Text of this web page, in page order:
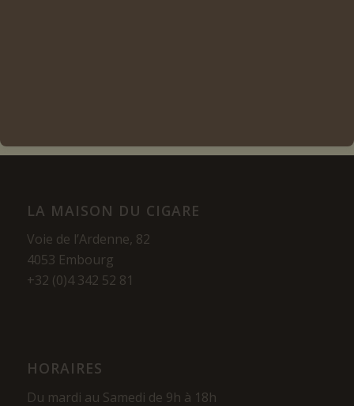
LA MAISON DU CIGARE
Voie de l’Ardenne, 82
4053 Embourg
+32 (0)4 342 52 81
HORAIRES
Du mardi au Samedi de 9h à 18h